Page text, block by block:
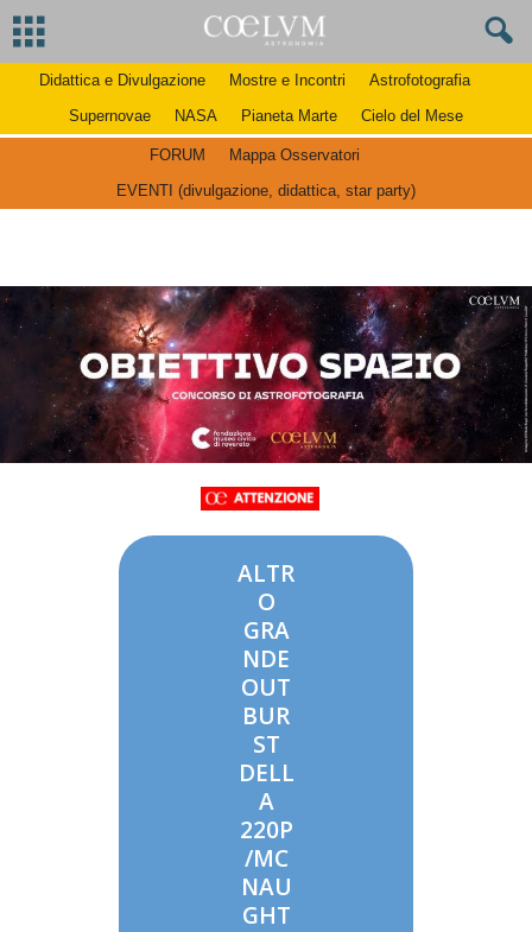
Didattica e Divulgazione Mostre e Incontri
Astrofotografia
Supernovae
NASA Pianeta Marte Cielo del Mese
FORUM
Mappa Osservatori
EVENTI (divulgazione, didattica, star party)
ALTR
O
GRA
NDE
OUT
BUR
ST
DELL
A
220P
/MC
NAU
GHT